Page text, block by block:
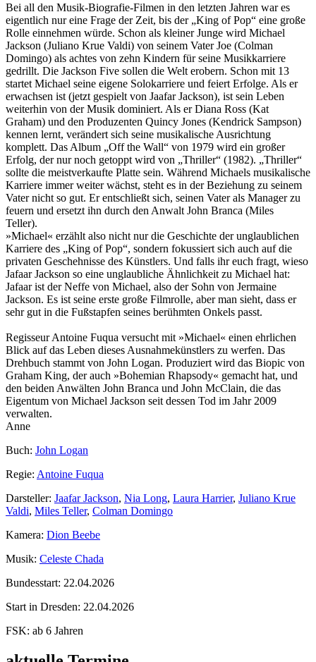
Bei all den Musik-Biografie-Filmen in den letzten Jahren war es
eigentlich nur eine Frage der Zeit, bis der „King of Pop“ eine große
Rolle einnehmen würde. Schon als kleiner Junge wird Michael
Jackson (Juliano Krue Valdi) von seinem Vater Joe (Colman
Domingo) als achtes von zehn Kindern für seine Musikkarriere
gedrillt. Die Jackson Five sollen die Welt erobern. Schon mit 13
startet Michael seine eigene Solokarriere und feiert Erfolge. Als er
erwachsen ist (jetzt gespielt von Jaafar Jackson), ist sein Leben
weiterhin von der Musik dominiert. Als er Diana Ross (Kat
Graham) und den Produzenten Quincy Jones (Kendrick Sampson)
kennen lernt, verändert sich seine musikalische Ausrichtung
komplett. Das Album „Off the Wall“ von 1979 wird ein großer
Erfolg, der nur noch getoppt wird von „Thriller“ (1982). „Thriller“
sollte die meistverkaufte Platte sein. Während Michaels musikalische
Karriere immer weiter wächst, steht es in der Beziehung zu seinem
Vater nicht so gut. Er entschließt sich, seinen Vater als Manager zu
feuern und ersetzt ihn durch den Anwalt John Branca (Miles
Teller).
»Michael« erzählt also nicht nur die Geschichte der unglaublichen
Karriere des „King of Pop“, sondern fokussiert sich auch auf die
privaten Geschehnisse des Künstlers. Und falls ihr euch fragt, wieso
Jafaar Jackson so eine unglaubliche Ähnlichkeit zu Michael hat:
Jafaar ist der Neffe von Michael, also der Sohn von Jermaine
Jackson. Es ist seine erste große Filmrolle, aber man sieht, dass er
sehr gut in die Fußstapfen seines berühmten Onkels passt.
Regisseur Antoine Fuqua versucht mit »Michael« einen ehrlichen
Blick auf das Leben dieses Ausnahmekünstlers zu werfen. Das
Drehbuch stammt von John Logan. Produziert wird das Biopic von
Graham King, der auch »Bohemian Rhapsody« gemacht hat, und
den beiden Anwälten John Branca und John McClain, die das
Eigentum von Michael Jackson seit dessen Tod im Jahr 2009
verwalten.
Anne
Buch: John Logan
Regie: Antoine Fuqua
Darsteller: Jaafar Jackson, Nia Long, Laura Harrier, Juliano Krue
Valdi, Miles Teller, Colman Domingo
Kamera: Dion Beebe
Musik: Celeste Chada
Bundesstart: 22.04.2026
Start in Dresden: 22.04.2026
FSK: ab 6 Jahren